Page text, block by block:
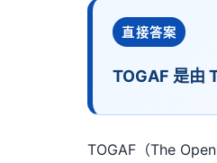
直接答案
TOGAF 是由
TOGAF（The